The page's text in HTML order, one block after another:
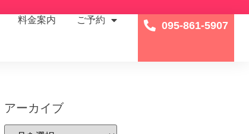
095-861-5907
料金案内 ご予約
アーカイブ